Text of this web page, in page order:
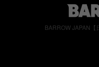
BARROW JAPAN【